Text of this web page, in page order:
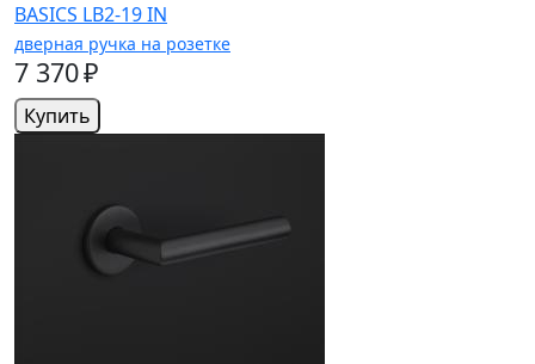
BASICS LB2-19 IN
дверная ручка на розетке
7 370 ₽
Купить